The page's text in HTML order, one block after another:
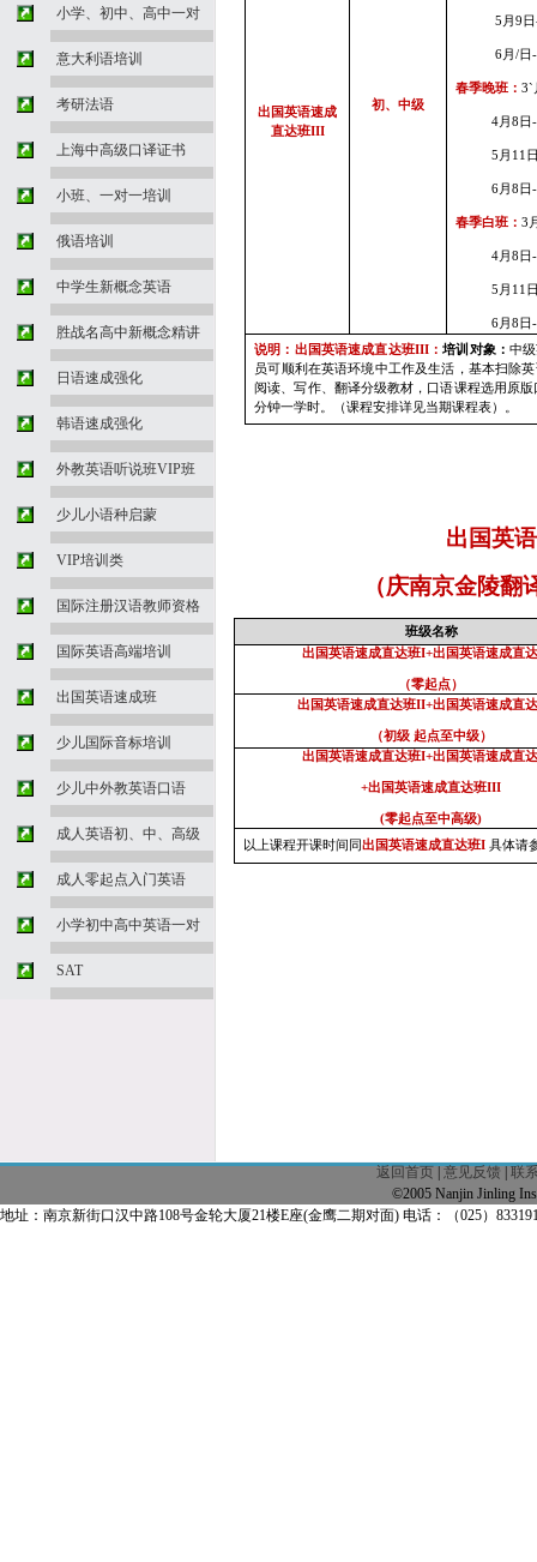
小学、初中、高中一对
意大利语培训
考研法语
上海中高级口译证书
小班、一对一培训
俄语培训
中学生新概念英语
胜战名高中新概念精讲
日语速成强化
韩语速成强化
外教英语听说班VIP班
少儿小语种启蒙
VIP培训类
国际注册汉语教师资格
国际英语高端培训
出国英语速成班
少儿国际音标培训
少儿中外教英语口语
成人英语初、中、高级
成人零起点入门英语
小学初中高中英语一对
SAT
出国英语速成
直达班III
初、中级
5 月9 日
6月/日
春季晚班：3`
4月8 日-
5 月11
6月8 日-
春季白班：3
4月8 日-
5 月11
6月8 日-
说明：出国英语速成直达班III：培训对象： 中
员可顺利在英语环境中工作及生活，基本扫除
阅读、写作、翻译分级教材，口语课程选用原版
分钟一学时。（课程安排详见当期课程表）。
出国英
（庆南京金陵翻
班级名称
出国英语速成直达班I+出国英语速成直
（零起点）
出国英语速成直达班II+出国英语速成直
（初级 起点至中级）
出国英语速成直达班I+出国英语速成直
+出国英语速成直达班III
(零起点至中高级)
以上课程开课时间同出国英语速成直达班I具体请
返回首页 意见反馈
联
©2005 Nanjin Jinling
地址：南京新街口汉中路108号金轮大厦21楼E座(金鹰二期对面) 电话：（025）